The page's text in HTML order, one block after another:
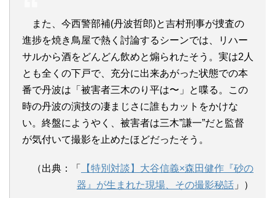
また、今西警部補(丹波哲郎)と吉村刑事が捜査の
進捗を焼き鳥屋で熱く討論するシーンでは、リハー
サルから酒をどんどん飲めと煽られたそう。実は2人
とも全くの下戸で、充分に出来あがった状態での本
番で丹波は「被害者三木のり平は〜」と喋る。この
時の丹波の演技の凄まじさに誰もカットをかけな
い。終盤にようやく、被害者は三木”謙一”だと監督
が気付いて撮影を止めたほどだったそう。
（出典：「
【特別対談】大谷信義×森田健作『砂の
器』が生まれた現場、その撮影秘話 」）